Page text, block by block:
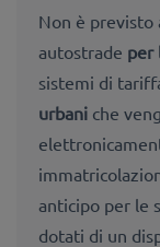
Non è previsto
autostrade per
sistemi di
urbani che
anticipo per le
dotati di un